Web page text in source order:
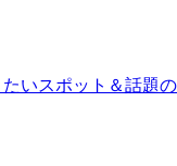
いスポット＆話題の